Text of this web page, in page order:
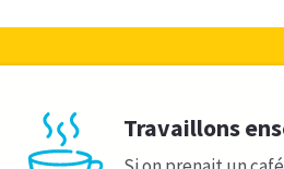
Travaillons